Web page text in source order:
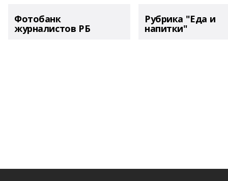
Фотобанк
журналистов РБ
Рубрика "Еда и
напитки"